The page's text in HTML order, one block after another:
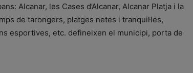
Alcanar, les Cases d’Alcanar, Alcanar Platja i la
de tarongers, platges netes i tranquil·les,
esportives, etc. defineixen el municipi, porta de